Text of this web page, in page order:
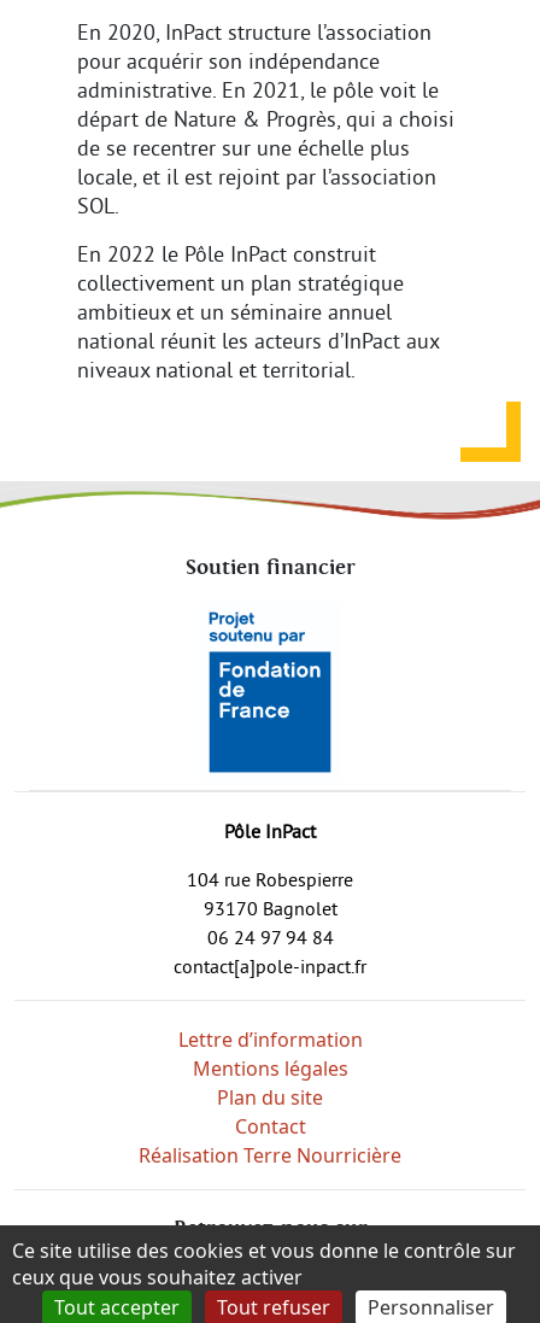
En 2020, InPact structure l’association
pour acquérir son indépendance
administrative. En 2021, le pôle voit le
départ de Nature & Progrès, qui a choisi
de se recentrer sur une échelle plus
locale, et il est rejoint par l’association
SOL.
En 2022 le Pôle InPact construit
collectivement un plan stratégique
ambitieux et un séminaire annuel
national réunit les acteurs d’InPact aux
niveaux national et territorial.
Soutien financier
Pôle InPact
104 rue Robespierre
93170 Bagnolet
06 24 97 94 84
contact[a]pole-inpact.fr
Lettre d’information
Mentions légales
Plan du site
Contact
Réalisation Terre Nourricière
Retrouvez-nous sur
Ce site utilise des cookies et vous donne le contrôle sur
ceux que vous souhaitez activer
Tout accepter
Tout refuser Personnaliser